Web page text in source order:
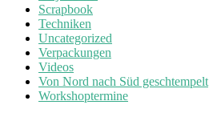
Scrapbook
Techniken
Uncategorized
Verpackungen
Videos
Von Nord nach Süd geschtempelt
Workshoptermine